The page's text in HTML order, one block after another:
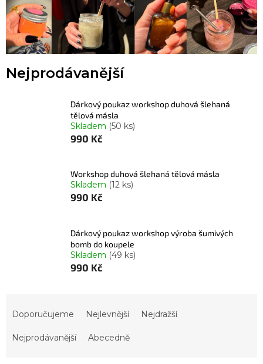
Nejprodávanější
Dárkový poukaz workshop duhová šlehaná
tělová másla
Skladem (50 ks)
990 Kč
Workshop duhová šlehaná tělová másla
Skladem (12 ks)
990 Kč
Dárkový poukaz workshop výroba šumivých
bomb do koupele
Skladem (49 ks)
990 Kč
a
e
Doporučujeme Nejlevnější Nejdražší
Nejprodávanější Abecedně